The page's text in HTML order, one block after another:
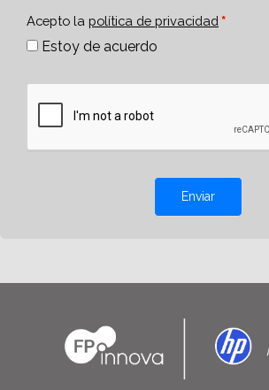
Acepto la política de privacidad
Estoy de acuerdo
Enviar